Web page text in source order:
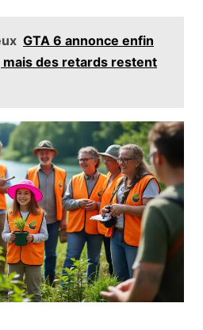
GTA 6 annonce enfin
des retards restent